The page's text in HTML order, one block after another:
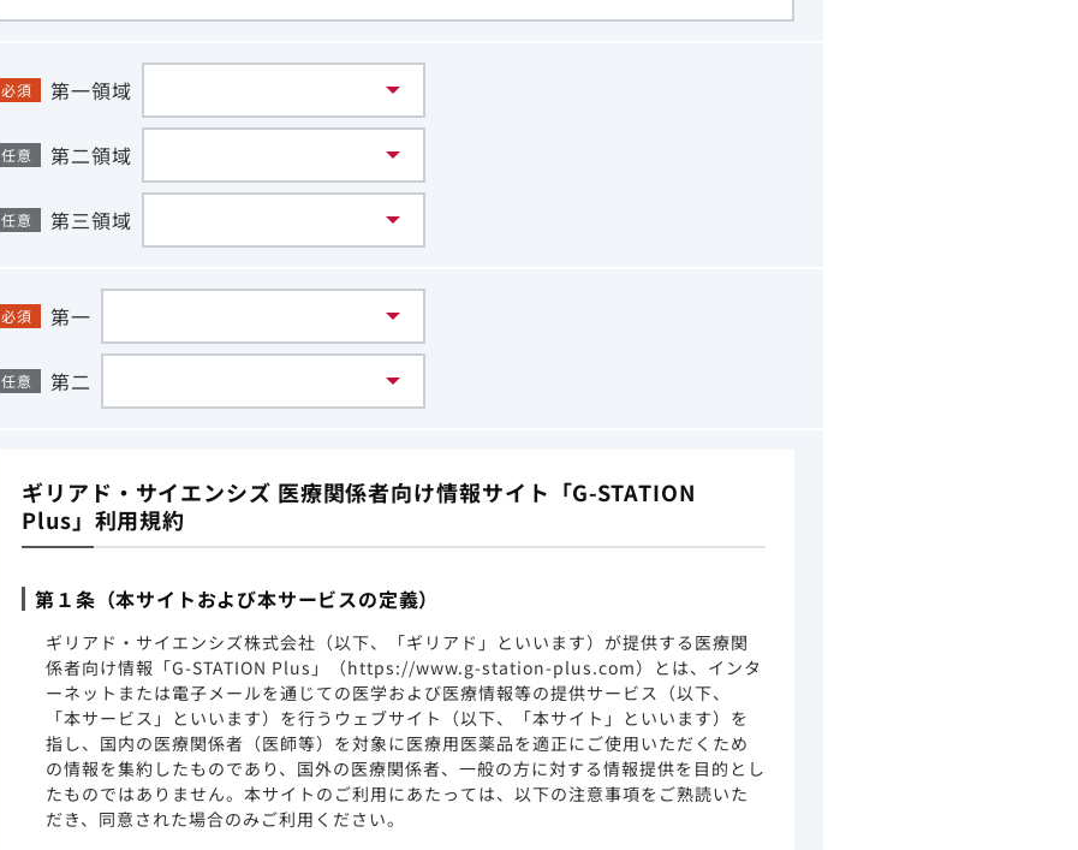
必須 第一領域
任意 第二領域
任意 第三領域
必須 第一
任意 第二
ギリアド・サイエンシズ 医療関係者向け情報サイト「G-STATION
Plus」利用規約
第１条（本サイトおよび本サービスの定義）
ギリアド・サイエンシズ株式会社（以下、「ギリアド」といいます）が提供する医療関
係者向け情報「G-STATION Plus」（https://www.g-station-plus.com）とは、インタ
ーネットまたは電子メールを通じての医学および医療情報等の提供サービス（以下、
「本サービス」といいます）を行うウェブサイト（以下、「本サイト」といいます）を
指し、国内の医療関係者（医師等）を対象に医療用医薬品を適正にご使用いただくため
の情報を集約したものであり、国外の医療関係者、一般の方に対する情報提供を目的とし
たものではありません。本サイトのご利用にあたっては、以下の注意事項をご熟読いた
だき、同意された場合のみご利用ください。